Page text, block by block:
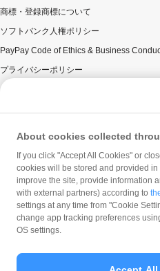
商標・登録商標について
ソフトバンク人権ポリシー
PayPay Code of Ethics & Business
プライバシーポリシー
ユーザープライバシーについて
勧誘方針
マネロン等基本方針
カスタマーハラスメントに関する当社の考
About cookies collected
If you click "Accept All Cookies" or
cookies will be stored and provided
improve the site, provide information
with external partners) according to
settings at any time from "Cookie
change app tracking preferences
OS settings.